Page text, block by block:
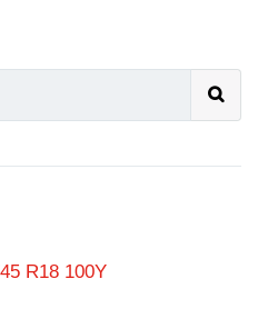
R18 100Y